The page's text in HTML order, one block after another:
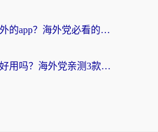
回国怎么使用国外的app？海外党必看的无缝访问国内资源全攻略
斧牛和奇游手游好用吗？海外党亲测3款回国加速器，选对才能无缝刷国内资源